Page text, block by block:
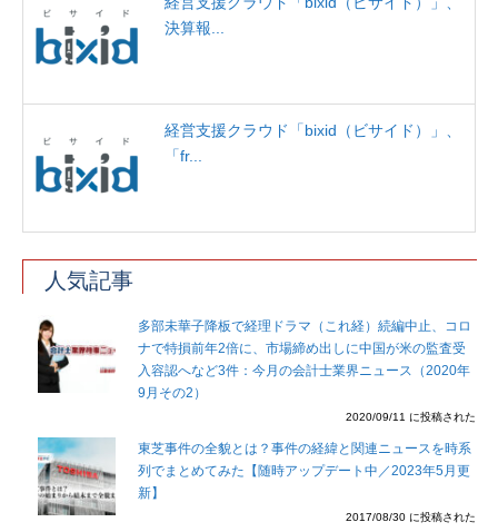
決算報...
経営支援クラウド「bixid（ビサイド）」、
「fr...
人気記事
多部未華子降板で経理ドラマ（これ経）続編中止、コロ
ナで特損前年2倍に、市場締め出しに中国が米の監査受
入容認へなど3件：今月の会計士業界ニュース（2020年
9月その2）
2020/09/11 に投稿された
東芝事件の全貌とは？事件の経緯と関連ニュースを時系
列でまとめてみた【随時アップデート中／2023年5月更
新】
2017/08/30 に投稿された